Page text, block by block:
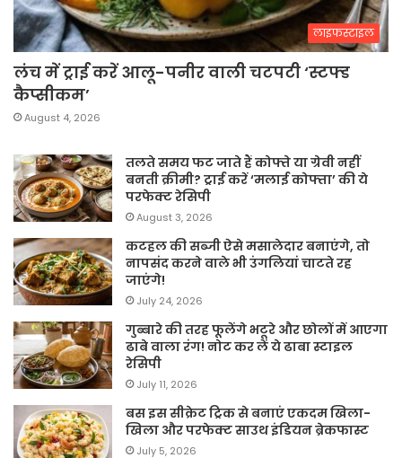
लाइफस्टाइल
लंच में ट्राई करें आलू-पनीर वाली चटपटी ‘स्टफ्ड
कैप्सीकम’
August 4, 2026
तलते समय फट जाते हैं कोफ्ते या ग्रेवी नहीं
बनती क्रीमी? ट्राई करें ‘मलाई कोफ्ता’ की ये
परफेक्ट रेसिपी
August 3, 2026
कटहल की सब्जी ऐसे मसालेदार बनाएंगे, तो
नापसंद करने वाले भी उंगलियां चाटते रह
जाएंगे!
July 24, 2026
गुब्बारे की तरह फूलेंगे भटूरे और छोलों में आएगा
ढाबे वाला रंग! नोट कर लें ये ढाबा स्टाइल
रेसिपी
July 11, 2026
बस इस सीक्रेट ट्रिक से बनाएं एकदम खिला-
खिला और परफेक्ट साउथ इंडियन ब्रेकफास्ट
July 5, 2026